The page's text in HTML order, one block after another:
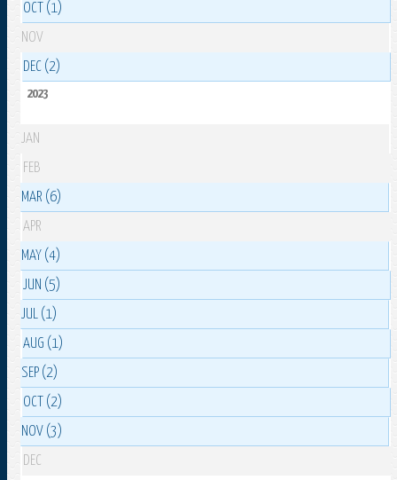
OCT (1)
NOV
DEC (2)
2023
JAN
FEB
MAR (6)
APR
MAY (4)
JUN (5)
JUL (1)
AUG (1)
SEP (2)
OCT (2)
NOV (3)
DEC